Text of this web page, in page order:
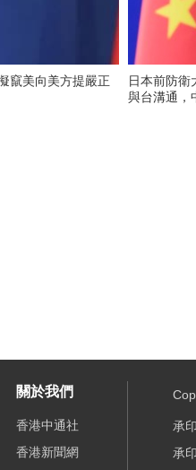
竄美向美方提嚴正
日本前防衛
與台溝通，
關於我們
香港中通社
香港新聞網
承
承